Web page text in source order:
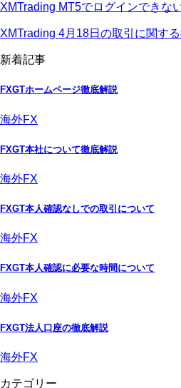
XMTrading MT5でログインできな
XMTrading 4月18日の取引に関す
新着記事
FXGTホームページ徹底解説
海外FX
FXGT本社について徹底解説
海外FX
FXGT本人確認なしでの取引について
海外FX
FXGT本人確認に必要な時間について
海外FX
FXGT法人口座の徹底解説
海外FX
カテゴリー